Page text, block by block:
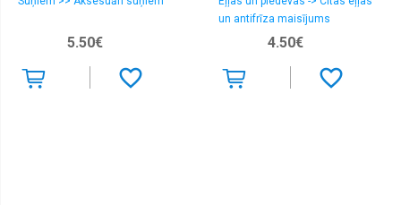
5.50€
un antifrīza maisījums
4.50€